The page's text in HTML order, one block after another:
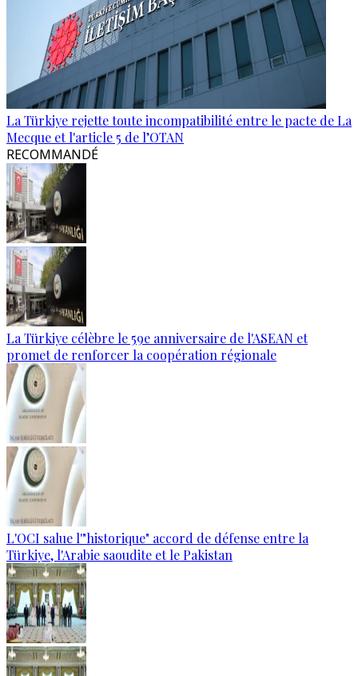
La Türkiye rejette toute incompatibilité entre le pacte de La
Mecque et l'article 5 de l’OTAN
RECOMMANDÉ
La Türkiye célèbre le 59e anniversaire de l'ASEAN et
promet de renforcer la coopération régionale
L'OCI salue l'"historique" accord de défense entre la
Türkiye, l'Arabie saoudite et le Pakistan